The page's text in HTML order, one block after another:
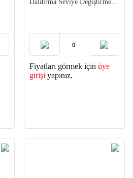
Daldırma Seviye Değiştirme
Fiyatları görmek için üye
girişi yapınız.